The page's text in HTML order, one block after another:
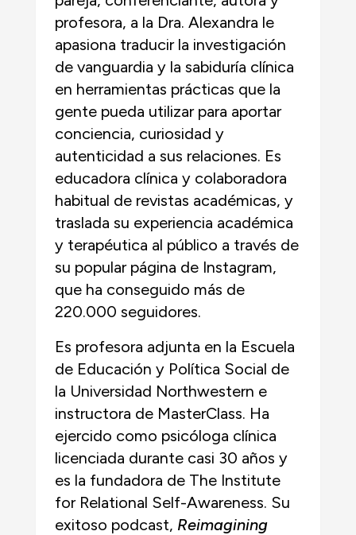
profesora, a la Dra. Alexandra le
apasiona traducir la investigación
de vanguardia y la sabiduría clínica
en herramientas prácticas que la
gente pueda utilizar para aportar
conciencia, curiosidad y
autenticidad a sus relaciones. Es
educadora clínica y colaboradora
habitual de revistas académicas, y
traslada su experiencia académica
y terapéutica al público a través de
su popular página de Instagram,
que ha conseguido más de
220.000 seguidores.
Es profesora adjunta en la Escuela
de Educación y Política Social de
la Universidad Northwestern e
instructora de MasterClass. Ha
ejercido como psicóloga clínica
licenciada durante casi 30 años y
es la fundadora de The Institute
for Relational Self-Awareness. Su
exitoso podcast, Reimagining